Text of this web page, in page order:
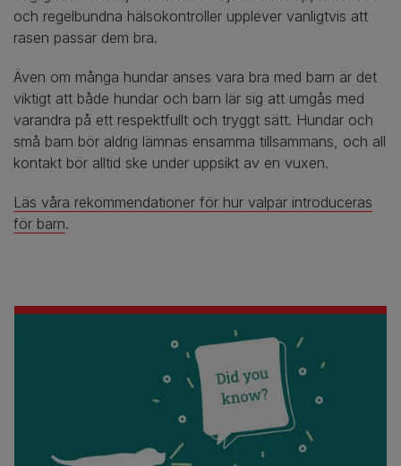
och regelbundna hälsokontroller upplever vanligtvis att
rasen passar dem bra.
Även om många hundar anses vara bra med barn är det
viktigt att både hundar och barn lär sig att umgås med
varandra på ett respektfullt och tryggt sätt. Hundar och
små barn bör aldrig lämnas ensamma tillsammans, och all
kontakt bör alltid ske under uppsikt av en vuxen.
Läs våra rekommendationer för hur valpar introduceras
för barn.